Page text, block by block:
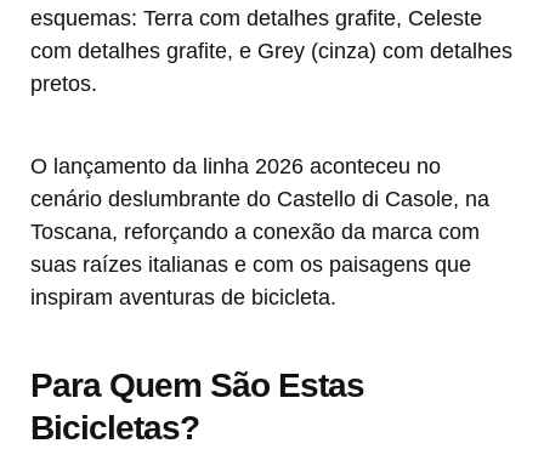
esquemas: Terra com detalhes grafite, Celeste
com detalhes grafite, e Grey (cinza) com detalhes
pretos.
O lançamento da linha 2026 aconteceu no
cenário deslumbrante do Castello di Casole, na
Toscana, reforçando a conexão da marca com
suas raízes italianas e com os paisagens que
inspiram aventuras de bicicleta.
Para Quem São Estas
Bicicletas?